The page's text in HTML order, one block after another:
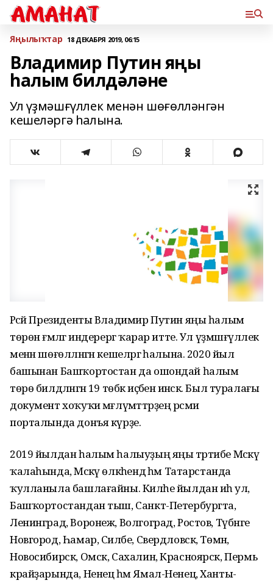
Яңылыҡтар 18 ДЕКАБРЯ 2019, 06:15
Владимир Путин яңы
һалым билдәләне
Ул үҙмәшғүллек менән шөғөлләнгән
кешеләргә һалына.
Рәсәй Президенты Владимир Путин яңы һалым
төрөн ғәмәлгә индерергә ҡарар итте. Ул үҙмәшғүллек
менән шөғөлләнгән кешеләргә һалына. 2020 йыл
башынан Башҡортостан да ошондай һалым
төрө билдәләнгән 19 төбәк иҫәбенә инәсәк. Был туралағы
документ хоҡуҡи мәғлүмәттәрҙең рәсми
порталында донъя күрҙе.
2019 йылдан һалым һалыуҙың яңы тәртибе Мәскәү
ҡалаһында, Мәскәү өлкәһендә һәм Татарстанда
ҡулланыла башлағайны. Киләһе йылдан иһә ул,
Башҡортостандан тыш, Санкт-Петербургта,
Ленинград, Воронеж, Волгоград, Ростов, Түбәнге
Новгород, Һамар, Силәбе, Свердловск, Төмән,
Новосибирск, Омск, Сахалин, Красноярск, Пермь
крайҙарында, Ненец һәм Ямал-Ненец, Ханты-